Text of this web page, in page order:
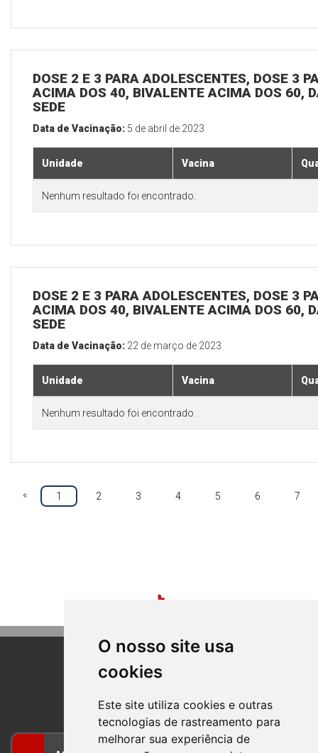
O nosso site usa
cookies
Este site utiliza cookies e outras
tecnologias de rastreamento para
melhorar sua experiência de
DOSE 2 E 3 PARA ADOLESCENTES, DOSE 3
ACIMA DOS 40, BIVALENTE ACIMA DOS 60,
SEDE
Data de Vacinação: 5 de abril de 2023
Unidade Vacina
Nenhum resultado foi encontrado.
DOSE 2 E 3 PARA ADOLESCENTES, DOSE 3
ACIMA DOS 40, BIVALENTE ACIMA DOS 60,
SEDE
Data de Vacinação: 22 de março de 2023
Unidade Vacina
Nenhum resultado foi encontrado.
« 1 2 3 4 5 6 7
BOM PRINCIPIO
RIO GRANDE DO SUL